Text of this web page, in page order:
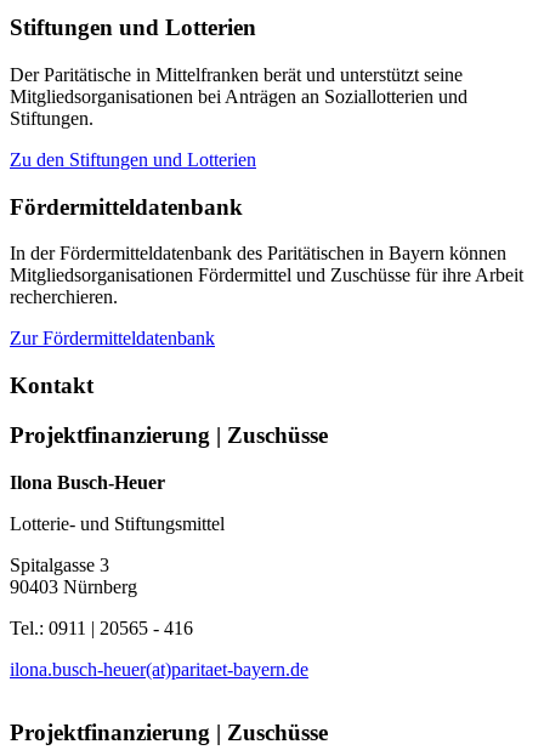
Stiftungen und Lotterien
Der Paritätische in Mittelfranken berät und unterstützt seine
Mitgliedsorganisationen bei Anträgen an Soziallotterien und
Stiftungen.
Zu den Stiftungen und Lotterien
Fördermitteldatenbank
In der Fördermitteldatenbank des Paritätischen in Bayern können
Mitgliedsorganisationen Fördermittel und Zuschüsse für ihre Arbeit
recherchieren.
Zur Fördermitteldatenbank
Kontakt
Projektfinanzierung | Zuschüsse
Ilona Busch-Heuer
Lotterie- und Stiftungsmittel
Spitalgasse 3
90403 Nürnberg
Tel.: 0911 | 20565 - 416
ilona.busch-heuer(at)paritaet-bayern.de
Projektfinanzierung | Zuschüsse